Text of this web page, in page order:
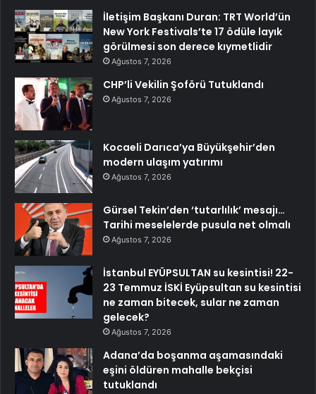
İletişim Başkanı Duran: TRT World’ün
New York Festivals’te 17 ödüle layık
görülmesi son derece kıymetlidir
Ağustos 7, 2026
CHP’li Vekilin Şoförü Tutuklandı
Ağustos 7, 2026
Kocaeli Darıca’ya Büyükşehir’den
modern ulaşım yatırımı
Ağustos 7, 2026
Gürsel Tekin’den ‘tutarlılık’ mesajı…
Tarihi meselelerde pusula net olmalı
Ağustos 7, 2026
İstanbul EYÜPSULTAN su kesintisi! 22-
23 Temmuz İSKİ Eyüpsultan su kesintisi
ne zaman bitecek, sular ne zaman
gelecek?
Ağustos 7, 2026
Adana’da boşanma aşamasındaki
eşini öldüren mahalle bekçisi
tutuklandı